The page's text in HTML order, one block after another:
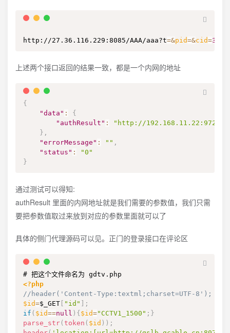
http://27.36.116.229:8085/AAA/aaa?t=&pid=&cid=312
上述两个接口返回的结果一致，都是一个内网的地址
{
"data" :
{
"authResult" :
"http://192.168.11.22:9721/
} ,
"errorMessage" : "" ,
"status" :
"0"
}
通过测试可以得知:
authResult 里面的内网地址就是我们需要的参数值，我们只需
要把参数值取过来放到对应的参数里面就可以了
具体的侧门代理源码可以见。正门的登录接口在评论区
<?php
//header('Content-Type:textml;charset=UTF-8');
$id=$_GET "id"
;
if ( $id==null ) { $id="CCTV1_1500" ; }
parse_str ( token ( $id ) ) ;